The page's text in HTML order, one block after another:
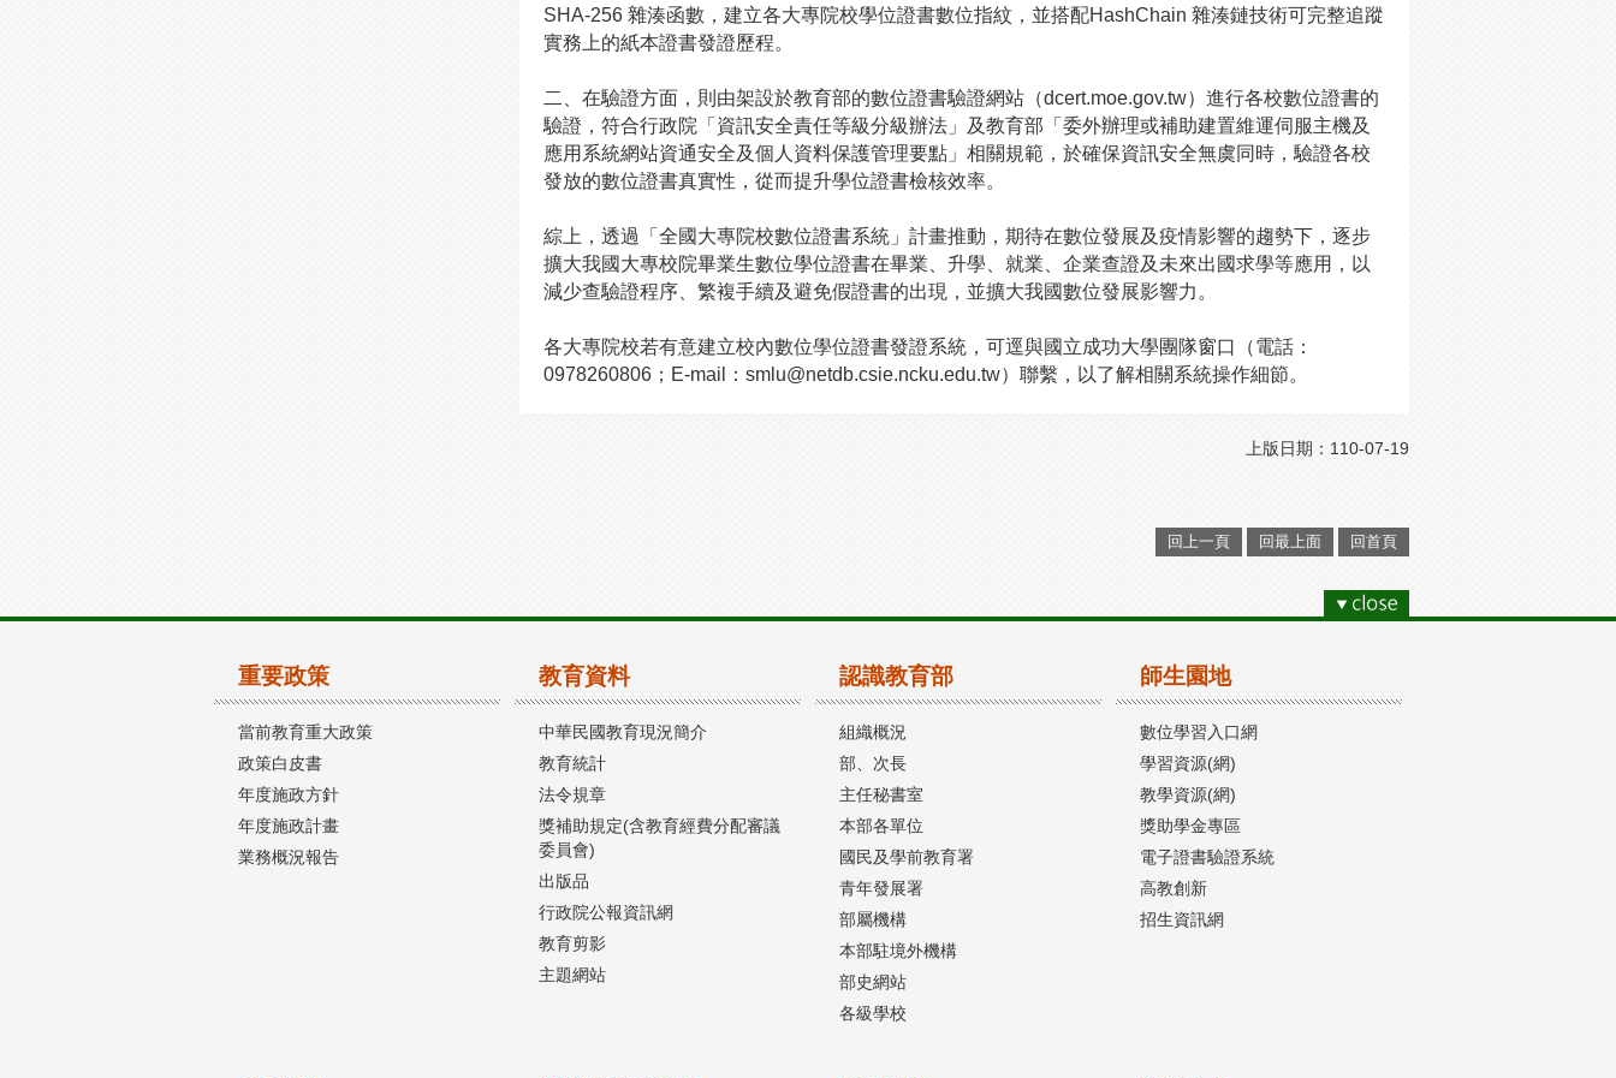
SHA-256 雜湊函數，建立各大專院校學位證書數位指紋，並搭配HashChain 雜湊鏈技術可完整追蹤
實務上的紙本證書發證歷程。
二、在驗證方面，則由架設於教育部的數位證書驗證網站（dcert.moe.gov.tw）進行各校數位證書的
驗證，符合行政院「資訊安全責任等級分級辦法」及教育部「委外辦理或補助建置維運伺服主機及
應用系統網站資通安全及個人資料保護管理要點」相關規範，於確保資訊安全無虞同時，驗證各校
發放的數位證書真實性，從而提升學位證書檢核效率。
綜上，透過「全國大專院校數位證書系統」計畫推動，期待在數位發展及疫情影響的趨勢下，逐步
擴大我國大專校院畢業生數位學位證書在畢業、升學、就業、企業查證及未來出國求學等應用，以
減少查驗證程序、繁複手續及避免假證書的出現，並擴大我國數位發展影響力。
各大專院校若有意建立校內數位學位證書發證系統，可逕與國立成功大學團隊窗口（電話：
0978260806；E-mail： smlu@netdb.csie.ncku.edu.tw）聯繫，以了解相關系統操作細節。
上版日期：110-07-19
回上一頁 回最上面 回首頁
重要政策
當前教育重大政策
政策白皮書
年度施政方針
年度施政計畫
業務概況報告
教育資料
中華民國教育現況簡介
教育統計
法令規章
獎補助規定(含教育經費分配審議
委員會)
出版品
行政院公報資訊網
教育剪影
主題網站
認識教育部
組織概況
部、次長
主任秘書室
本部各單位
國民及學前教育署
青年發展署
部屬機構
本部駐境外機構
部史網站
各級學校
師生園地
數位學習入口網
學習資源(網)
教學資源(網)
獎助學金專區
電子證書驗證系統
高教創新
招生資訊網